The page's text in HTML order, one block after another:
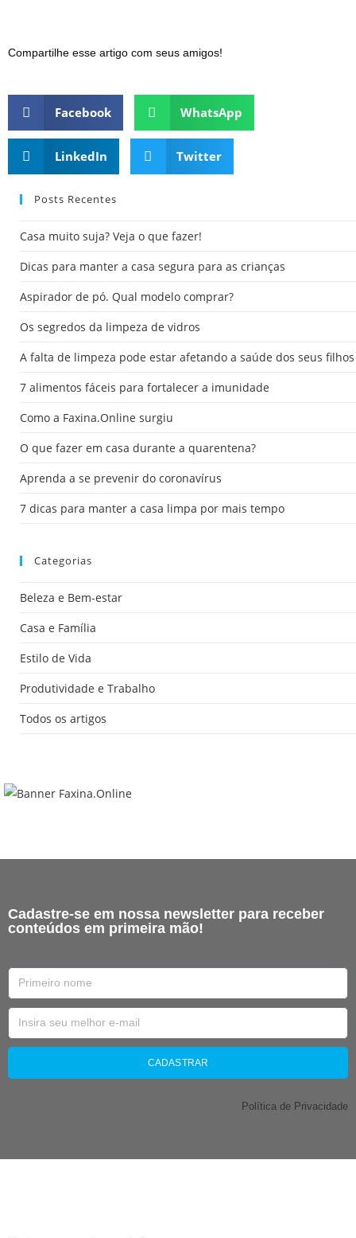
Compartilhe esse artigo com seus amigos!
Facebook WhatsApp
LinkedIn Twitter
Posts Recentes
Casa muito suja? Veja o que fazer!
Dicas para manter a casa segura para as crianças
Aspirador de pó. Qual modelo comprar?
Os segredos da limpeza de vidros
A falta de limpeza pode estar afetando a saúde dos seus filhos
7 alimentos fáceis para fortalecer a imunidade
Como a Faxina.Online surgiu
O que fazer em casa durante a quarentena?
Aprenda a se prevenir do coronavírus
7 dicas para manter a casa limpa por mais tempo
Categorias
Beleza e Bem-estar
Casa e Família
Estilo de Vida
Produtividade e Trabalho
Todos os artigos
Cadastre-se em nossa newsletter para receber
conteúdos em primeira mão!
CADASTRAR
Política de Privacidade